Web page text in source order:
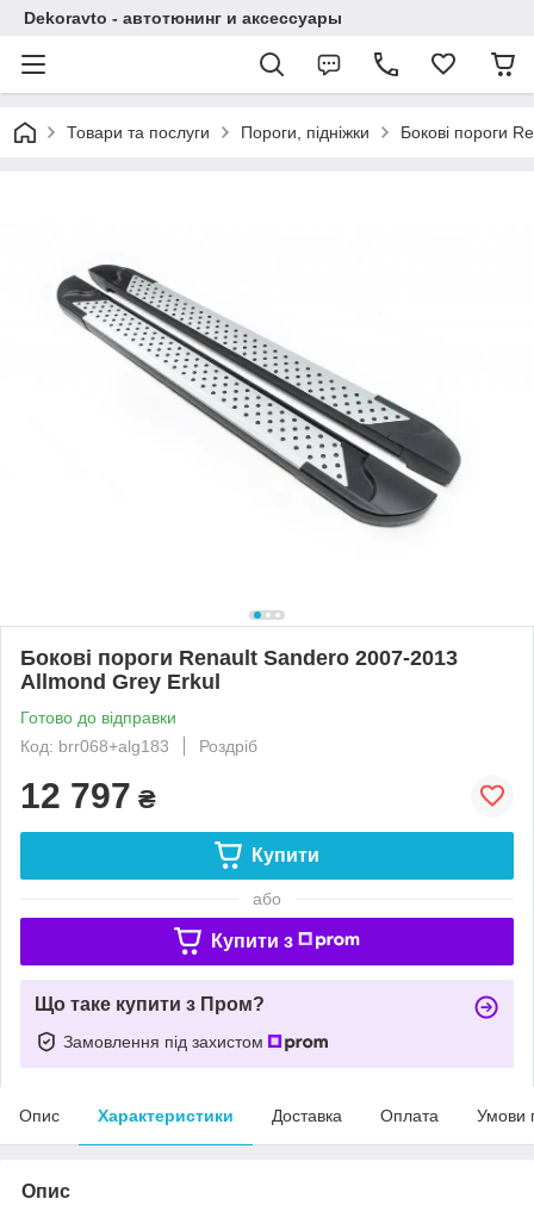
Dekoravto - автотюнинг и аксессуары
Товари та послуги Пороги, підніжки Бокові пороги
Бокові пороги Renault Sandero 2007-2013
Allmond Grey Erkul
Готово до відправки
Код: brr068+alg183
Роздріб
12 797 ₴
Купити
або
Купити з
Що таке купити з Пром?
Замовлення під захистом
Опис Характеристики Доставка Оплата Умови
Опис